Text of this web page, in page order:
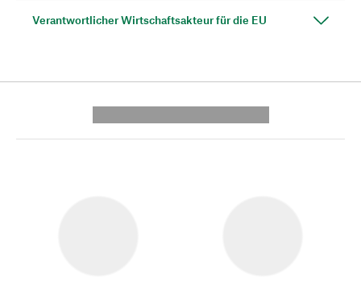
Verantwortlicher Wirtschaftsakteur für die EU